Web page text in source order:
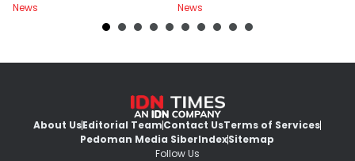
News
News
About UsEditorial TeamContact UsTerms of Services
Pedoman Media SiberIndexSitemap
Follow Us